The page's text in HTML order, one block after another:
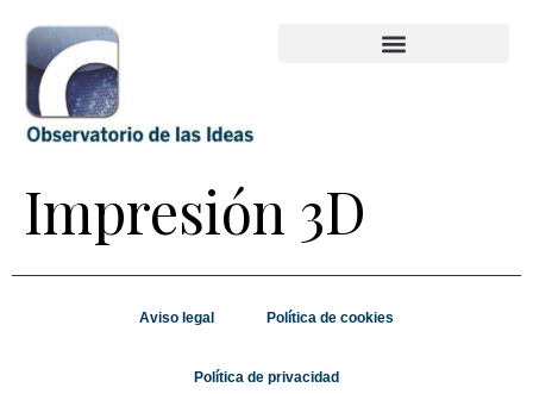
Impresión 3D
Aviso legal Política de cookies
Política de privacidad